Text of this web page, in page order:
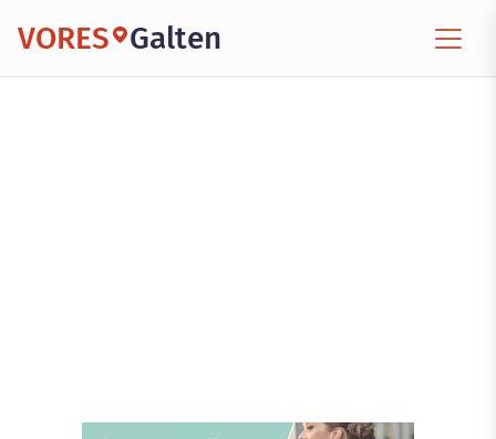
VORES Galten